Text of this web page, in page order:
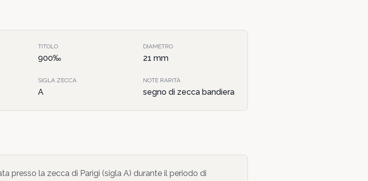
TITOLO
900‰
DIAMETRO
21 mm
SIGLA ZECCA
A
NOTE RARITÀ
segno di zecca bandiera
presso la zecca di Parigi (sigla A) durante il periodo di